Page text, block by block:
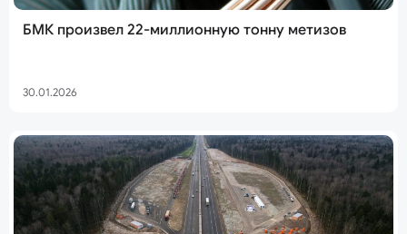
БМК произвел 22-миллионную тонну метизов
30.01.2026